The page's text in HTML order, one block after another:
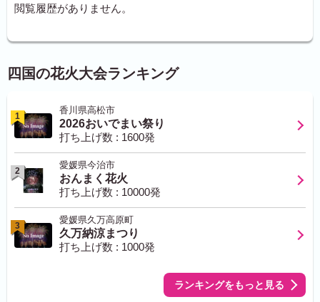
閲覧履歴がありません。
四国の花火大会ランキング
1
香川県高松市
2026おいでまい祭り
打ち上げ数 : 1600発
2
愛媛県今治市
おんまく花火
打ち上げ数 : 10000発
3
愛媛県久万高原町
久万納涼まつり
打ち上げ数 : 1000発
ランキングをもっと見る